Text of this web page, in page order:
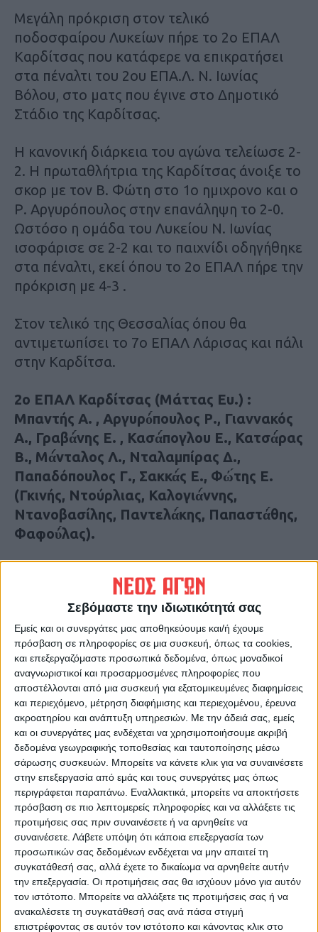
Σεβόμαστε την ιδιωτικότητά σας
Εμείς και οι συνεργάτες μας αποθηκεύουμε και/ή έχουμε
πρόσβαση σε πληροφορίες σε μια συσκευή, όπως τα cookies,
και επεξεργαζόμαστε προσωπικά δεδομένα, όπως μοναδικοί
αναγνωριστικοί και προσαρμοσμένες πληροφορίες που
αποστέλλονται από μια συσκευή για εξατομικευμένες διαφημίσεις
και περιεχόμενο, μέτρηση διαφήμισης και περιεχομένου, έρευνα
ακροατηρίου και ανάπτυξη υπηρεσιών. Με την άδειά σας, εμείς
και οι συνεργάτες μας ενδέχεται να χρησιμοποιήσουμε ακριβή
δεδομένα γεωγραφικής τοποθεσίας και ταυτοποίησης μέσω
σάρωσης συσκευών. Μπορείτε να κάνετε κλικ για να συναινέσετε
στην επεξεργασία από εμάς και τους συνεργάτες μας όπως
περιγράφεται παραπάνω. Εναλλακτικά, μπορείτε να αποκτήσετε
πρόσβαση σε πιο λεπτομερείς πληροφορίες και να αλλάξετε τις
προτιμήσεις σας πριν συναινέσετε ή να αρνηθείτε να
συναινέσετε. Λάβετε υπόψη ότι κάποια επεξεργασία των
προσωπικών σας δεδομένων ενδέχεται να μην απαιτεί τη
συγκατάθεσή σας, αλλά έχετε το δικαίωμα να αρνηθείτε αυτήν
την επεξεργασία. Οι προτιμήσεις σας θα ισχύουν μόνο για αυτόν
τον ιστότοπο. Μπορείτε να αλλάξετε τις προτιμήσεις σας ή να
ανακαλέσετε τη συγκατάθεσή σας ανά πάσα στιγμή
επιστρέφοντας σε αυτόν τον ιστότοπο και κάνοντας κλικ στο
Μεγάλη πρόκριση στον τελικό
ποδοσφαίρου Λυκείων πήρε το 2ο ΕΠΑΛ
Καρδίτσας που κατάφερε να επικρατήσει
στα πέναλτι του 2ου ΕΠΑ.Λ. Ν. Ιωνίας
Βόλου, στο ματς που έγινε στο Δημοτικό
Στάδιο της Καρδίτσας.
Η κανονική διάρκεια του αγώνα τελείωσε 2-
2. Η πρωταθλήτρια της Καρδίτσας άνοιξε το
σκορ με τον Β. Φώτη στο 1ο ημιχρονο και ο
Ρ. Αργυρόπουλος στην επανάληψη το 2-0.
Ωστόσο η ομάδα του Λυκείου Ν. Ιωνίας
ισοφάρισε σε 2-2 και το παιχνίδι οδηγήθηκε
στα πέναλτι, εκεί όπου το 2ο ΕΠΑΛ πήρε την
πρόκριση με 4-3 .
Στον τελικό της Θεσσαλίας όπου θα
αντιμετωπίσει το 7ο ΕΠΑΛ Λάρισας και πάλι
στην Καρδίτσα.
2ο ΕΠΑΛ Καρδίτσας (Μάττας Ευ.) :
Μπαντής Α. , Αργυρό́πουλος Ρ., Γιαννακός
Α., Γραβά́νης Ε. , Κασά́πογλου Ε., Κατσά́ρας
Β., Μά́νταλος Λ., Νταλαμπίρας Δ.,
Παπαδόπουλος Γ., Σακκά́ς Ε., Φώ́της Ε.
(Γκινής, Ντούρλιας, Καλογιά́ννης,
Ντανοβασίλης, Παντελά́κης, Παπαστά́θης,
Φαφού́λας).
ποδόσφαιρο, πέρασαν χωρίς αγώνα στον
τελικό της Θεσσαλίας όπου θα
αντιμετωπίσουν την ομάδα των
Εκπαιδευτηρίων Αθηνά που ήταν περσινή
πρωταθλήτρια.
ΠΡΟΚΡΙΣΗ ΓΙΑ ΤΟ 4ο ΓΕΛ ΣΤΟ ΒΟΛΕΪ
Για το βόλεϊ αγοριών, το 4ο ΓΕΛ Καρδίτσας
επικράτησε του 1ου ΓΕ.Λ. Βόλου με 2-0 Η
νίκη ήρθε εύκολα, με 25-10 και 25-13 τα σετ
στο κλειστό Γυμναστήριο.
4ο ΓΕΛ Καρδίτσας Βαγενά́ς, Βελησιώ́της,
Βενετίδης, Καρανά́σιος, Κουτσώ́νας,Λαγό́ς,
Γκέλι, Λυρίτσης, Μπιζιριά́νης, Τσιγά́ρδας,
Χανής, Χατζηγεωργί́ου.
Αντίθετα τα κορίτσια του 5ου ΓΕΛ